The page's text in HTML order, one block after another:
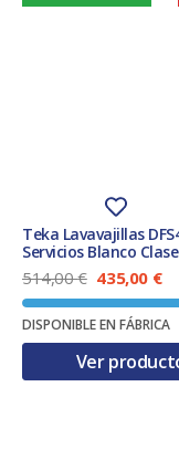
Teka Lavavajillas
Servicios Blanco
514,00€ E
l
p
r
c
435,00 €E
l
p
r
e
c
DISPONIBLE EN FÁBRICA
Ver